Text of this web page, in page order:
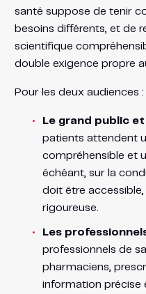
santé suppose de tenir
besoins différents, et de
scientifique
double exigence propre
Pour les deux audiences :
Le grand public
patients attendent
compréhensible et
échéant, sur la
doit être
rigoureuse.
Les
professionnels de
pharmaciens,
information précise